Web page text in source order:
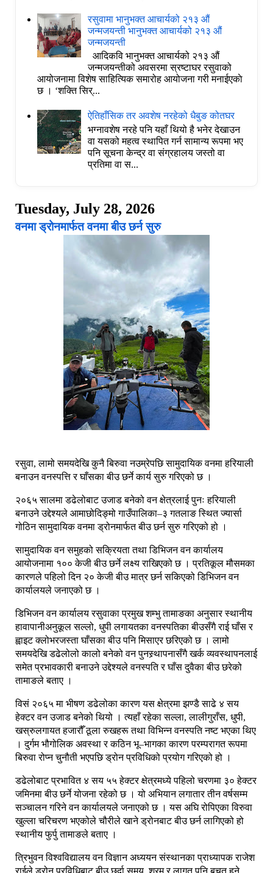
रसुवामा भानुभक्त आचार्यको २१३ औं
जन्मजयन्ती भानुभक्त आचार्यको २१३ औं
जन्मजयन्ती
आदिकवि भानुभक्त आचार्यको २१३ औं
जन्मजयन्तीको अवसरमा स्रष्टाघर रसुवाको
आयोजनामा विशेष साहित्यिक समारोह आयोजना गरी मनाईएकाे
छ । ‘शक्ति सिर्...
ऐतिहाँसिक तर अवशेष नरहेको धैबुङ कोतघर
भग्नावशेष नरहे पनि यहाँ थियो है भनेर देखाउन
वा यसको महत्व स्थापित गर्न सामान्य रूपमा भए
पनि सूचना केन्द्र वा संग्रहालय जस्तो वा
प्रतिमा वा स...
Tuesday, July 28, 2026
वनमा ड्रोनमार्फत वनमा बीउ छर्न सुरु
रसुवा, लामो समयदेखि कुनै बिरुवा नउम्रेपछि सामुदायिक वनमा हरियाली
बनाउन वनस्पत्ति र घाँसका बीउ छर्ने कार्य सुरु गरिएको छ ।
२०६५ सालमा डढेलोबाट उजाड बनेको वन क्षेत्रलाई पुनः हरियाली
बनाउने उद्देश्यले आमाछोदिङ्मो गाउँपालिका–३ गतलाङ स्थित ज्यार्सा
गोठिन सामुदायिक वनमा ड्रोनमार्फत बीउ छर्न सुरु गरिएको हो ।
सामुदायिक वन समुहको सक्रियता तथा डिभिजन वन कार्यालय
आयोजनामा १०० केजी बीउ छर्ने लक्ष्य राखिएको छ । प्रतिकूल मौसमका
कारणले पहिलो दिन २० केजी बीउ मात्र छर्न सकिएको डिभिजन वन
कार्यालयले जनाएको छ ।
डिभिजन वन कार्यालय रसुवाका प्रमुख शम्भु तामाङका अनुसार स्थानीय
हावापानीअनुकूल सल्लो, धुपी लगायतका वनस्पतिका बीउसँगै राई घाँस र
ह्वाइट क्लोभरजस्ता घाँसका बीउ पनि मिसाएर छरिएको छ । लामो
समयदेखि डढेलोलो कालो बनेको वन पुनस्र्थापनासँगै खर्क व्यवस्थापनलाई
समेत प्रभावकारी बनाउने उद्देश्यले वनस्पति र घाँस दुवैका बीउ छरेको
तामाङले बताए ।
विसं २०६५ मा भीषण डढेलोका कारण यस क्षेत्रमा झण्डै साढे ४ सय
हेक्टर वन उजाड बनेको थियो । त्यहाँ रहेका सल्ला, लालीगुराँस, धुपी,
खस्रुलगायत हजारौँ ठूला रुखहरू तथा विभिन्न वनस्पति नष्ट भएका थिए
। दुर्गम भौगोलिक अवस्था र कठिन भू–भागका कारण परम्परागत रूपमा
बिरुवा रोप्न चुनौती भएपछि ड्रोन प्रविधिको प्रयोग गरिएको हो ।
डढेलोबाट प्रभावित ४ सय ५५ हेक्टर क्षेत्रमध्ये पहिलो चरणमा ३० हेक्टर
जमिनमा बीउ छर्ने योजना रहेको छ । यो अभियान लगातार तीन वर्षसम्म
सञ्चालन गरिने वन कार्यालयले जनाएको छ । यस अघि रोपिएका विरुवा
खुल्ला चरिचरण भएकोले चौरीले खाने ड्रोनबाट बीउ छर्न लागिएको हो
स्थानीय फुर्पु तामाङले बताए ।
त्रिभुवन विश्वविद्यालय वन विज्ञान अध्ययन संस्थानका प्राध्यापक राजेश
राईले ड्रोन प्रविधिबाट बीउ छर्दा समय, श्रम र लागत पनि बचत हुने